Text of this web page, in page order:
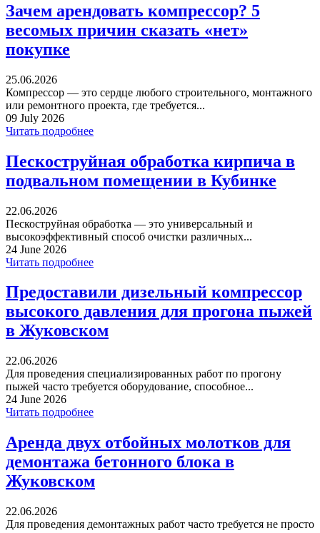
Зачем арендовать компрессор? 5
весомых причин сказать «нет»
покупке
25.06.2026
Компрессор — это сердце любого строительного, монтажного
или ремонтного проекта, где требуется...
09 July 2026
Читать подробнее
Пескоструйная обработка кирпича в
подвальном помещении в Кубинке
22.06.2026
Пескоструйная обработка — это универсальный и
высокоэффективный способ очистки различных...
24 June 2026
Читать подробнее
Предоставили дизельный компрессор
высокого давления для прогона пыжей
в Жуковском
22.06.2026
Для проведения специализированных работ по прогону
пыжей часто требуется оборудование, способное...
24 June 2026
Читать подробнее
Аренда двух отбойных молотков для
демонтажа бетонного блока в
Жуковском
22.06.2026
Для проведения демонтажных работ часто требуется не просто